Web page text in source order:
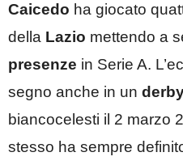
Caicedo ha giocato
della Lazio mettendo a
presenze in Serie A.
segno anche in un
biancocelesti il 2 marzo
stesso ha sempre